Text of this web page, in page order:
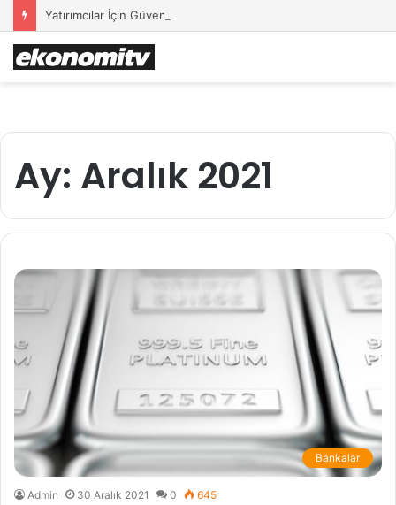
Yatırımcılar İçin Güvenli Liman: Altın Hâlâ İlk Sırada mı?
Ay: Aralık 2021
Bankalar
Admin 30 Aralık 2021 0 645